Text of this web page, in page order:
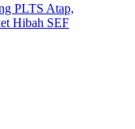
PLTS Atap,
Hibah SEF